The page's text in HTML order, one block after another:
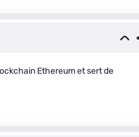
Ethereum et sert de